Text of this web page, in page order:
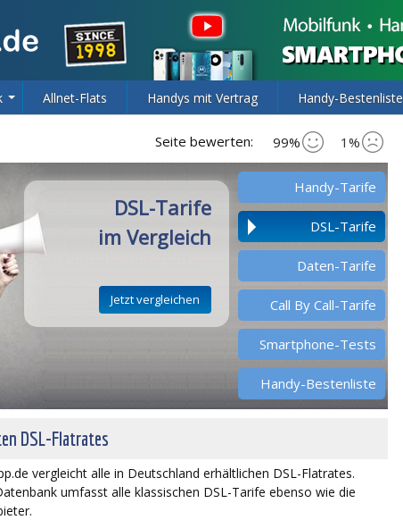
Allnet-Flats Handys mit Vertrag Handy-Bestenliste
Seite bewerten: 99% 1%
DSL-Tarife
im Vergleich
Handy-Tarife
DSL-Tarife
Daten-Tarife
Call By Call-Tarife
Smartphone-Tests
Handy-Bestenliste
DSL-Flatrates
vergleicht alle in Deutschland erhältlichen DSL-Flatrates.
umfasst alle klassischen DSL-Tarife ebenso wie die